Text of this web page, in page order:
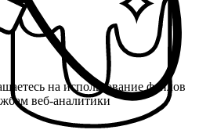
на использование файлов
веб-аналитики